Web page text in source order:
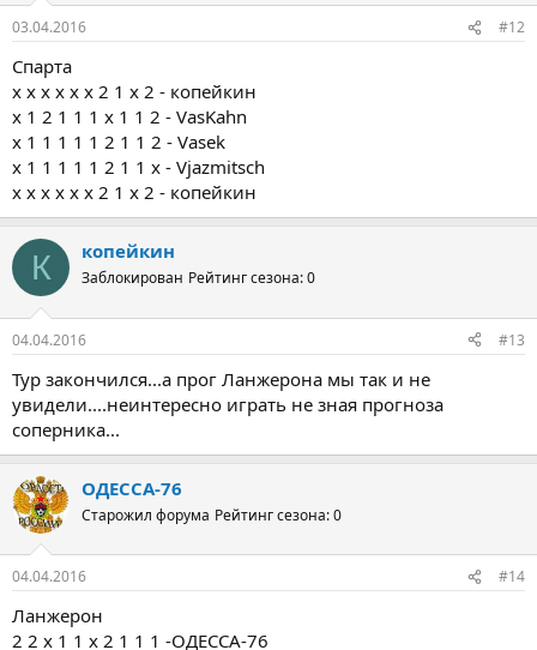
03.04.2016 #12
Спарта
х х х х х х 2 1 х 2 - копейкин
х 1 2 1 1 1 х 1 1 2 - VasKahn
x 1 1 1 1 1 2 1 1 2 - Vasek
х 1 1 1 1 1 2 1 1 х - Vjazmitsch
х х х х х х 2 1 х 2 - копейкин
К копейкин
Заблокирован Рейтинг сезона: 0
04.04.2016 #13
Тур закончился...а прог Ланжерона мы так и не
увидели....неинтересно играть не зная прогноза
соперника...
ОДЕССА-76
Старожил форума Рейтинг сезона: 0
04.04.2016 #14
Ланжерон
2 2 х 1 1 х 2 1 1 1 -ОДЕССА-76